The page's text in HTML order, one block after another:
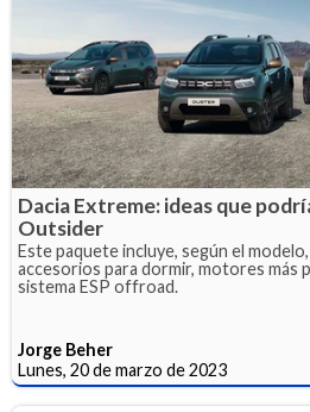
Dacia Extreme: ideas que
Outsider
Este paquete incluye, según el
accesorios para dormir, motores más
sistema ESP offroad.
Jorge Beher
Lunes, 20 de marzo de 2023